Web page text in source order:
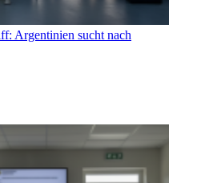
Argentinien sucht nach